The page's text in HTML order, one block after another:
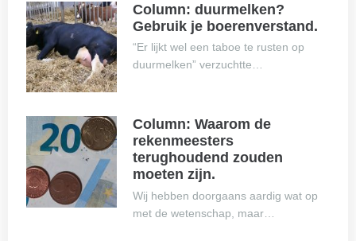
Column: duurmelken?
Gebruik je boerenverstand.
“Er lijkt wel een taboe te rusten op
duurmelken” verzuchtte…
Column: Waarom de
rekenmeesters
terughoudend zouden
moeten zijn.
Wij hebben doorgaans aardig wat op
met de wetenschap, maar…